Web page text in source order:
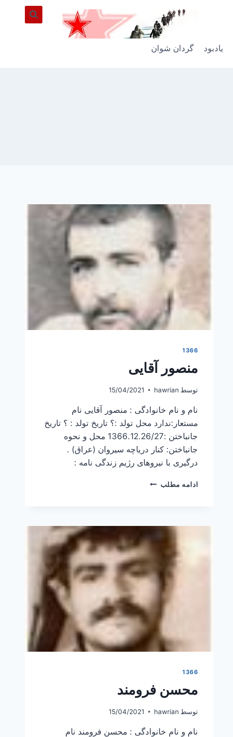
یادبود گردان شوان
1366
منصور آقایی
توسط hawrian
15/04/2021
نام و نام خانوادگی : منصور آقایی نام
مستعار:ندارد محل تولد :؟ تاریخ تولد : ؟ تاریخ
جانباختن :1366.12.26/27 محل و نحوه
جانباختن: کنار دریاچه سیروان (عراق) .
درگیری با نیروهای رژیم زندگی نامه :
ادامه مطلب منصور
1366
محسن فرومند
توسط hawrian
15/04/2021
نام و نام خانوادگی : محسن فرومند نام